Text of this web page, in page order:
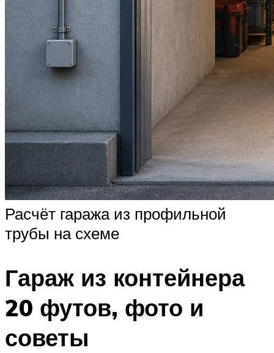
Расчёт гаража из профильной
трубы на схеме
Гараж из контейнера
20 футов, фото и
советы